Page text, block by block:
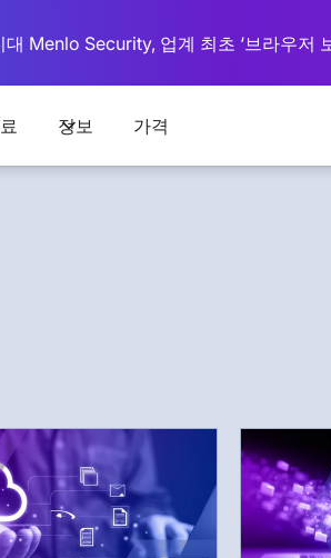
Menlo Security, 업계 최초 ‘브라우저
정보 가격